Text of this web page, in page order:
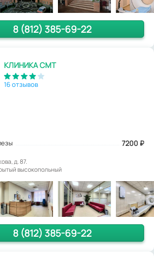
8 (812) 385-69-22
КЛИНИКА СМТ
16 отзывов
7200 ₽
д. 87.
высокопольный
8 (812) 385-69-22